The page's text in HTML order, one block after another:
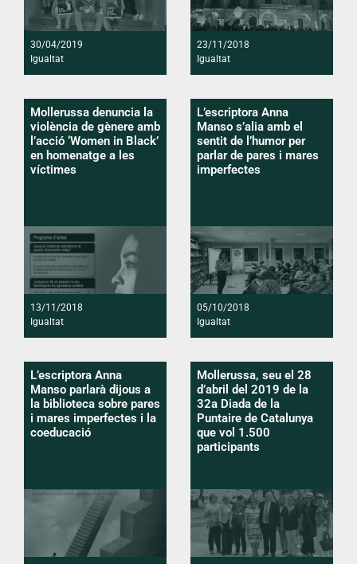
30/04/2019
Igualtat
23/11/2018
Igualtat
Mollerussa denuncia la
violència de gènere amb
l’acció ‘Women in Black’
en homenatge a les
víctimes
13/11/2018
Igualtat
L’escriptora Anna
Manso s’alia amb el
sentit de l’humor per
parlar de pares i mares
imperfectes
05/10/2018
Igualtat
L’escriptora Anna
Manso parlarà dijous a
la biblioteca sobre pares
i mares imperfectes i la
coeducació
Mollerussa, seu el 28
d’abril del 2019 de la
32a Diada de la
Puntaire de Catalunya
que vol 1.500
participants